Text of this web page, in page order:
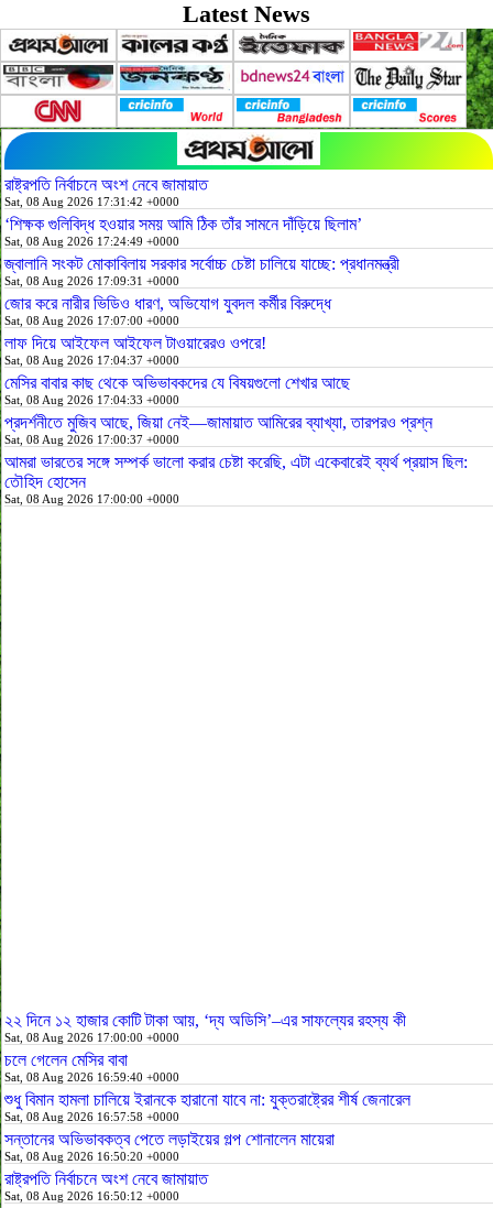
Latest News
রাষ্ট্রপতি নির্বাচনে অংশ নেবে জামায়াত
Sat, 08 Aug 2026 17:31:42 +0000
‘শিক্ষক গুলিবিদ্ধ হওয়ার সময় আমি ঠিক তাঁর সামনে দাঁড়িয়ে ছিলাম’
Sat, 08 Aug 2026 17:24:49 +0000
জ্বালানি সংকট মোকাবিলায় সরকার সর্বোচ্চ চেষ্টা চালিয়ে যাচ্ছে: প্রধানমন্ত্রী
Sat, 08 Aug 2026 17:09:31 +0000
জোর করে নারীর ভিডিও ধারণ, অভিযোগ যুবদল কর্মীর বিরুদ্ধে
Sat, 08 Aug 2026 17:07:00 +0000
লাফ দিয়ে আইফেল আইফেল টাওয়ারেরও ওপরে!
Sat, 08 Aug 2026 17:04:37 +0000
মেসির বাবার কাছ থেকে অভিভাবকদের যে বিষয়গুলো শেখার আছে
Sat, 08 Aug 2026 17:04:33 +0000
প্রদর্শনীতে মুজিব আছে, জিয়া নেই—জামায়াত আমিরের ব্যাখ্যা, তারপরও প্রশ্ন
Sat, 08 Aug 2026 17:00:37 +0000
আমরা ভারতের সঙ্গে সম্পর্ক ভালো করার চেষ্টা করেছি, এটা একেবারেই ব্যর্থ প্রয়াস ছিল:
তৌহিদ হোসেন
Sat, 08 Aug 2026 17:00:00 +0000
২২ দিনে ১২ হাজার কোটি টাকা আয়, ‘দ্য অডিসি’–এর সাফল্যের রহস্য কী
Sat, 08 Aug 2026 17:00:00 +0000
চলে গেলেন মেসির বাবা
Sat, 08 Aug 2026 16:59:40 +0000
শুধু বিমান হামলা চালিয়ে ইরানকে হারানো যাবে না: যুক্তরাষ্ট্রের শীর্ষ জেনারেল
Sat, 08 Aug 2026 16:57:58 +0000
সন্তানের অভিভাবকত্ব পেতে লড়াইয়ের গল্প শোনালেন মায়েরা
Sat, 08 Aug 2026 16:50:20 +0000
রাষ্ট্রপতি নির্বাচনে অংশ নেবে জামায়াত
Sat, 08 Aug 2026 16:50:12 +0000